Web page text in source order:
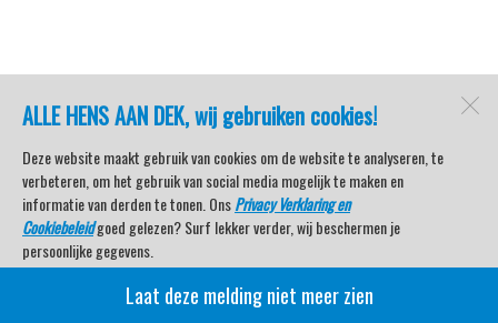
ALLE HENS AAN DEK, wij gebruiken cookies!
Deze website maakt gebruik van cookies om de website te analyseren, te
verbeteren, om het gebruik van social media mogelijk te maken en
informatie van derden te tonen. OnsPrivacy Verklaring en
Cookiebeleidgoed gelezen? Surf lekker verder, wij beschermen je
persoonlijke gegevens.
Veel kijkplezier met Watersport TV Beleving & Nieuws!
Laat deze melding niet meer zien